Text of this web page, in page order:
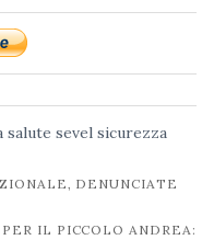
salute sevel sicurezza
DENUNCIATE
IL PICCOLO ANDREA: